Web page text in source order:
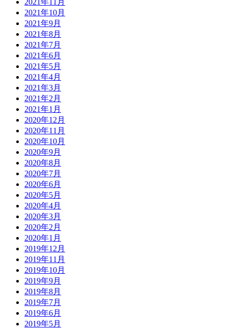
2021年10月
2021年9月
2021年8月
2021年7月
2021年6月
2021年5月
2021年4月
2021年3月
2021年2月
2021年1月
2020年12月
2020年11月
2020年10月
2020年9月
2020年8月
2020年7月
2020年6月
2020年5月
2020年4月
2020年3月
2020年2月
2020年1月
2019年12月
2019年11月
2019年10月
2019年9月
2019年8月
2019年7月
2019年6月
2019年5月